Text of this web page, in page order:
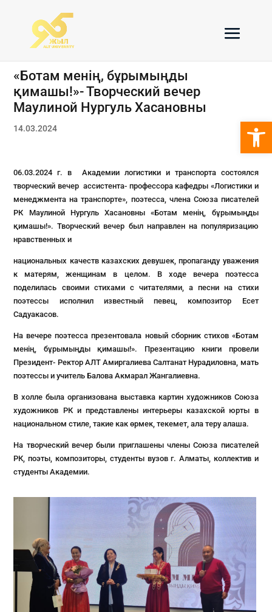
«Ботам менің, бұрымыңды
қимашы!»- Творческий вечер
Маулиной Нургуль Хасановны
14.03.2024
06.03.2024 г. в Академии логистики и транспорта состоялся
творческий вечер ассистента- профессора кафедры «Логистики и
менеджмента на транспорте», поэтесса, члена Союза писателей
РК Маулиной Нургуль Хасановны «Ботам менің, бұрымыңды
қимашы!». Творческий вечер был направлен на популяризацию
нравственных и
национальных качеств казахских девушек, пропаганду уважения
к матерям, женщинам в целом. В ходе вечера поэтесса
поделилась своими стихами с читателями, а песни на стихи
поэтессы исполнил известный певец, композитор Есет
Садуакасов.
На вечере поэтесса презентовала новый сборник стихов «Ботам
менің, бұрымыңды қимашы!». Презентацию книги провели
Президент- Ректор АЛТ Амиргалиева Салтанат Нурадиловна, мать
поэтессы и учитель Балова Акмарал Жангалиевна.
В холле была организована выставка картин художников Союза
художников РК и представлены интерьеры казахской юрты в
национальном стиле, такие как өрмек, текемет, ала теру алаша.
На творческий вечер были приглашены члены Союза писателей
РК, поэты, композиторы, студенты вузов г. Алматы, коллектив и
студенты Академии.